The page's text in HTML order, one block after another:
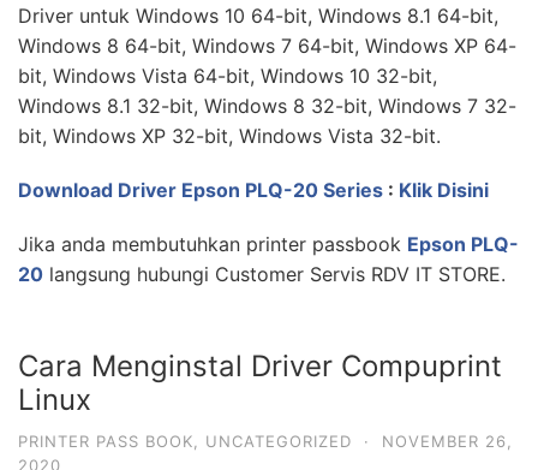
Driver untuk Windows 10 64-bit, Windows 8.1 64-bit,
Windows 8 64-bit, Windows 7 64-bit, Windows XP 64-
bit, Windows Vista 64-bit, Windows 10 32-bit,
Windows 8.1 32-bit, Windows 8 32-bit, Windows 7 32-
bit, Windows XP 32-bit, Windows Vista 32-bit.
Download Driver Epson PLQ-20 Series : Klik Disini
Jika anda membutuhkan printer passbook Epson PLQ-
20 langsung hubungi Customer Servis RDV IT STORE.
Cara Menginstal Driver Compuprint
Linux
PRINTER PASS BOOK UNCATEGORIZED ·
NOVEMBER 26,
2020